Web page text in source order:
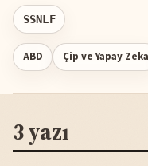
SSNLF
ABD Çip ve Yapay Zeka
3 yazı